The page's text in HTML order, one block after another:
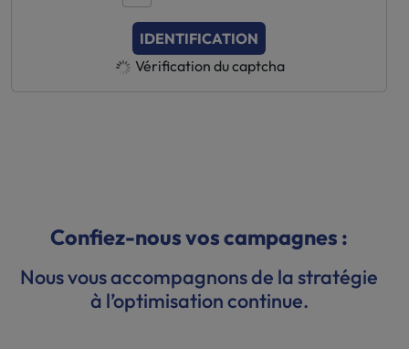
IDENTIFICATION
Vérification du captcha
Confiez-nous vos campagnes :
Nous vous accompagnons de la stratégie
à l’optimisation continue.